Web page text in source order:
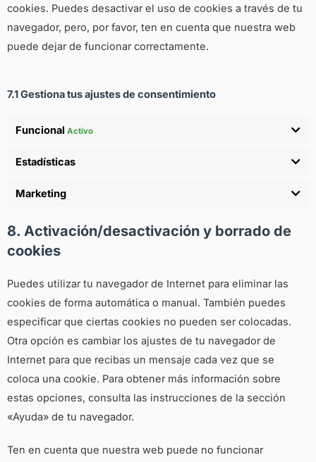
cookies. Puedes desactivar el uso de cookies a través de tu
navegador, pero, por favor, ten en cuenta que nuestra web
puede dejar de funcionar correctamente.
7.1 Gestiona tus ajustes de consentimiento
Funcional Activo
Estadísticas
Marketing
8. Activación/desactivación y borrado de
cookies
Puedes utilizar tu navegador de Internet para eliminar las
cookies de forma automática o manual. También puedes
especificar que ciertas cookies no pueden ser colocadas.
Otra opción es cambiar los ajustes de tu navegador de
Internet para que recibas un mensaje cada vez que se
coloca una cookie. Para obtener más información sobre
estas opciones, consulta las instrucciones de la sección
«Ayuda» de tu navegador.
Ten en cuenta que nuestra web puede no funcionar